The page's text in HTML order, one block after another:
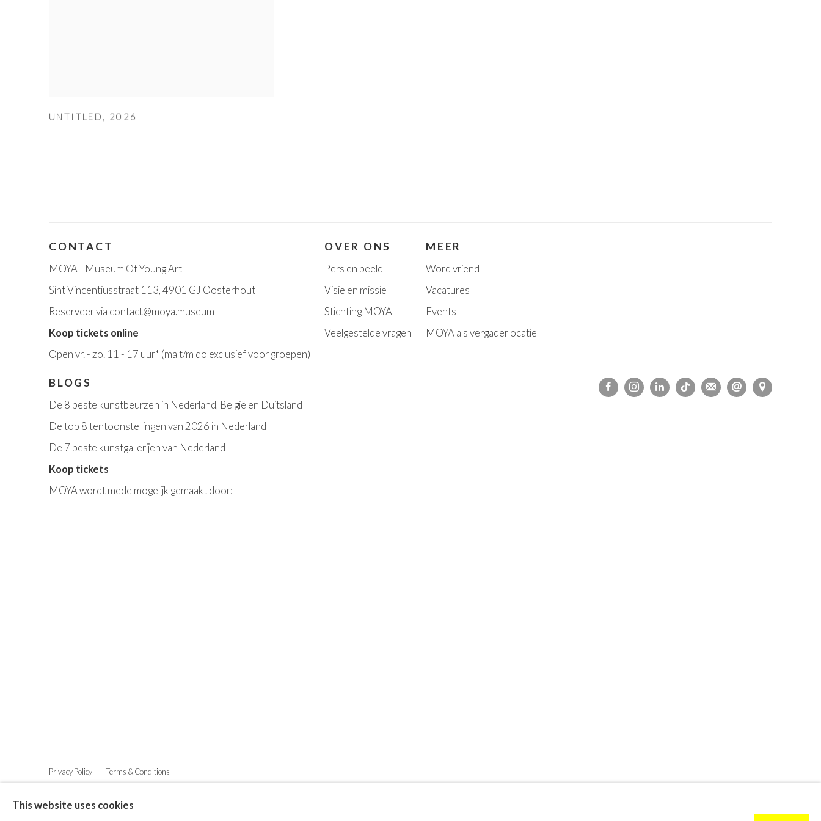
UNTITLED , 2026
CONTACT
MOYA - Museum Of Young Art
Sint Vincentiusstraat 113, 4901 GJ Oosterhout
Reserveer via contact@moya.museum
Koop tickets online
Open vr. - zo. 11 - 17 uur* (ma t/m do exclusief voor groepen)
OVER ONS
Pers en beeld
Visie en missie
Stichting MOYA
Veelgestelde vragen
MEER
Word vriend
Vacatures
Events
MOYA als vergaderlocatie
BLOGS
De 8 beste kunstbeurzen in Nederland, België en Duitsland
De top 8 tentoonstellingen van 2026 in Nederland
De 7 beste kunstgallerijen van Nederland
Koop tickets
MOYA wordt mede mogelijk gemaakt door:
Privacy Policy Terms & Conditions
This website uses cookies